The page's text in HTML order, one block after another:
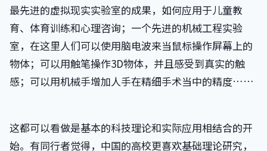
最先进的虚拟现实实验室的成果，如何应用于儿童教
育、体育训练和心理咨询；一个先进的机械工程实验
室，在这里人们可以使用脑电波来当鼠标操作屏幕上的
物体；可以用触笔操作3D物体，并且感受到真实的触
感；可以用机械手增加人手在精细手术当中的精度……
这都可以看做是基本的科技理论和实际应用相结合的开
始。有同行者觉得，中国的高校更喜欢基础理论研究，